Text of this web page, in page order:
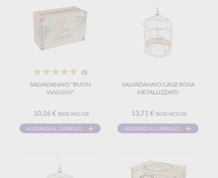
(3)
SALVADANAIO "BUON
VIAGGIO"
10,16 € TASSE INCLUSE
AGGIUNGI AL CARRELLO
SALVADANAIO CAGE ROSA
METALLIZZATO
13,71 € TASSE INCLUSE
AGGIUNGI AL CARRELLO